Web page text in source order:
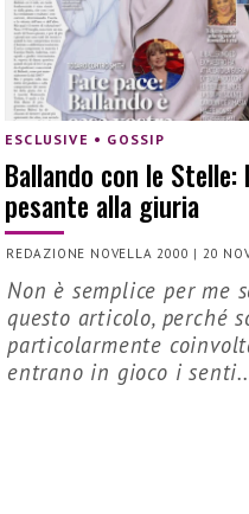
ESCLUSIVE • GOSSIP
Ballando con le Stelle:
pesante alla giuria
REDAZIONE NOVELLA 2000 |20
Non è semplice per me
questo articolo, perché
particolarmente
entrano in gioco i